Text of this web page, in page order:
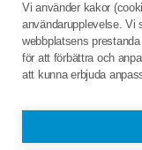
Vi använder kakor
användarupplevelse. Vi
webbplatsens
för att förbättra och
att kunna erbjuda
Engagera DIG i
C/o:Lennart Lööw